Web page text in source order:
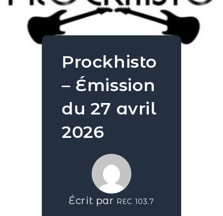
Prockhisto
– Émission
du 27 avril
2026
Écrit par REC 103.7